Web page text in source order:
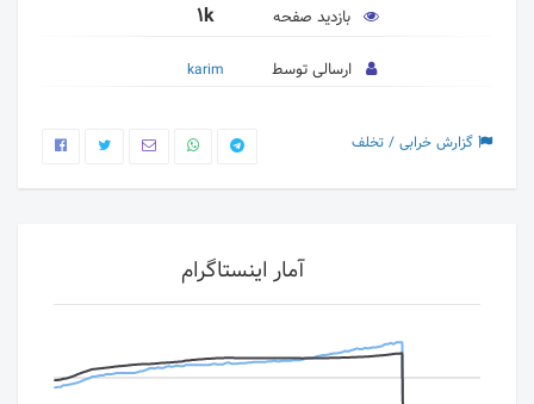
بازدید صفحه 1k
ارسالی توسط karim
گزارش خرابی / تخلف
آمار اینستاگرام